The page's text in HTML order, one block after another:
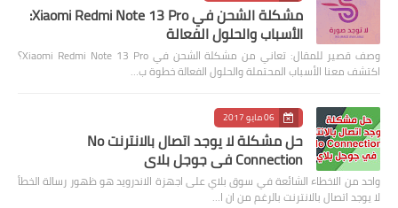
مشكلة الشحن في Xiaomi Redmi Note 13 Pro:
الأسباب والحلول الفعالة
وصف قصير للمقال: تعاني من مشكلة الشحن في Xiaomi Redmi Note 13 Pro؟
اكتشف معنا الأسباب المحتملة والحلول الفعالة خطوة ب…
06 مايو 2017
حل مشكلة لا يوجد اتصال بالانترنت No
Connection في جوجل بلاي
واحد من الاخطاء الشائعة في سوق بلاي على اجهزة الاندرويد هو ظهور رسالة الخطأ
لا يوجد اتصال بالانترنت بالرغم من ان ا…